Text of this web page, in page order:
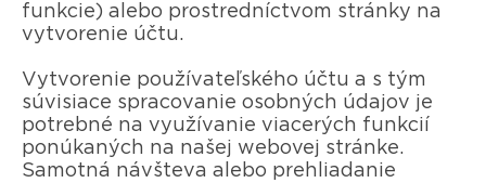
funkcie) alebo prostredníctvom stránky na
vytvorenie účtu.
Vytvorenie používateľského účtu a s tým
súvisiace spracovanie osobných údajov je
potrebné na využívanie viacerých funkcií
ponúkaných na našej webovej stránke.
Samotná návšteva alebo prehliadanie